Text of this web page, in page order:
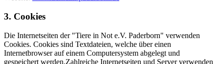
3. Cookies
Die Internetseiten der "Tiere in Not e.V. Paderborn" verwenden
Cookies. Cookies sind Textdateien, welche über einen
Internetbrowser auf einem Computersystem abgelegt und
gespeichert werden.Zahlreiche Internetseiten und Server verwenden